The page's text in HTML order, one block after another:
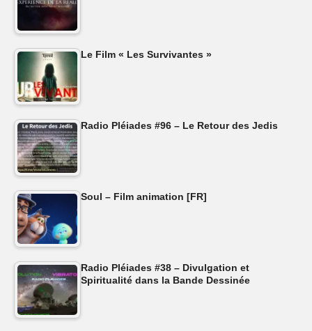
Le Film « Les Survivantes »
Radio Pléiades #96 – Le Retour des Jedis
Soul – Film animation [FR]
Radio Pléiades #38 – Divulgation et
Spiritualité dans la Bande Dessinée